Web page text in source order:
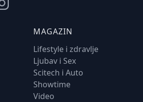
MAGAZIN
Lifestyle i zdravlje
Ljubav i Sex
Scitech i Auto
Showtime
Video